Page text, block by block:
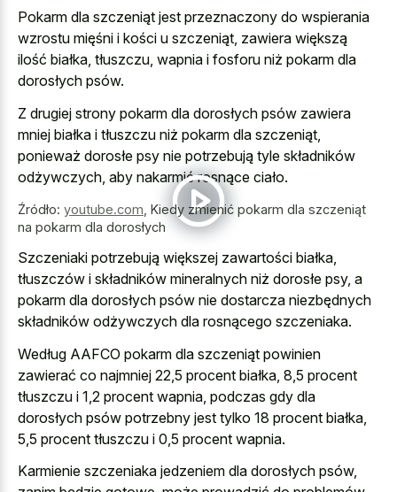
Pokarm dla szczeniąt jest przeznaczony do wspierania
wzrostu mięśni i kości u szczeniąt, zawiera większą
ilość białka, tłuszczu, wapnia i fosforu niż pokarm dla
dorosłych psów.
Z drugiej strony pokarm dla dorosłych psów zawiera
mniej białka i tłuszczu niż pokarm dla szczeniąt,
ponieważ dorosłe psy nie potrzebują tyle składników
odżywczych, aby nakarmić rosnące ciało.
Źródło: youtube.com Kiedy zmienić pokarm dla szczeniąt
na pokarm dla dorosłych
Szczeniaki potrzebują większej zawartości białka,
tłuszczów i składników mineralnych niż dorosłe psy, a
pokarm dla dorosłych psów nie dostarcza niezbędnych
składników odżywczych dla rosnącego szczeniaka.
Według AAFCO pokarm dla szczeniąt powinien
zawierać co najmniej 22,5 procent białka, 8,5 procent
tłuszczu i 1,2 procent wapnia, podczas gdy dla
dorosłych psów potrzebny jest tylko 18 procent białka,
5,5 procent tłuszczu i 0,5 procent wapnia.
Karmienie szczeniaka jedzeniem dla dorosłych psów,